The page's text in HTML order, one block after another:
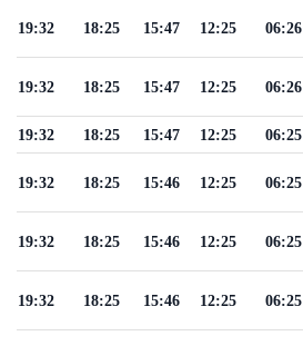
06:26
12:25
15:47
18:25
19:32
06:26
12:25
15:47
18:25
19:32
06:25
12:25
15:47
18:25
19:32
06:25
12:25
15:46
18:25
19:32
06:25
12:25
15:46
18:25
19:32
06:25
12:25
15:46
18:25
19:32